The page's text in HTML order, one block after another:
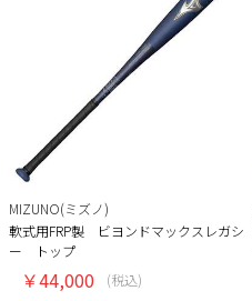
MIZUNO(ミズノ)
軟式用FRP製 ビヨンドマックスレガシ
ー トップ
￥44,000 (税込)